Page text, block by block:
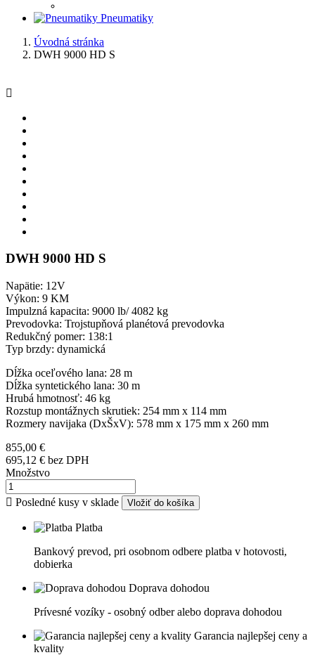
Pneumatiky
Úvodná stránka
DWH 9000 HD S

DWH 9000 HD S
Napätie: 12V
Výkon: 9 KM
Impulzná kapacita: 9000 lb/ 4082 kg
Prevodovka: Trojstupňová planétová prevodovka
Redukčný pomer: 138:1
Typ brzdy: dynamická
Dĺžka oceľového lana: 28 m
Dĺžka syntetického lana: 30 m
Hrubá hmotnosť: 46 kg
Rozstup montážnych skrutiek: 254 mm x 114 mm
Rozmery navijaka (DxŠxV): 578 mm x 175 mm x 260 mm
855,00 €
695,12 € bez DPH
Množstvo
 Posledné kusy v sklade Vložiť do košíka
Platba
Bankový prevod, pri osobnom odbere platba v hotovosti,
dobierka
Doprava dohodou
Prívesné vozíky - osobný odber alebo doprava dohodou
Garancia najlepšej ceny a
kvality